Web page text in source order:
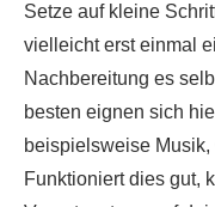
Setze auf kleine
vielleicht erst einmal
Nachbereitung es
besten eignen sich
beispielsweise
Funktioniert dies gut,